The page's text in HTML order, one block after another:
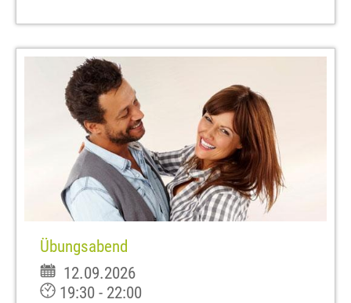
Übungsabend
12.09.2026
19:30 - 22:00